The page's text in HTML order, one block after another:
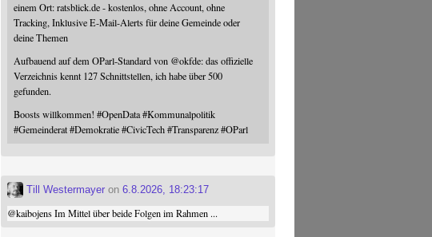
einem Ort: ratsblick.de - kostenlos, ohne Account, ohne
Tracking, Inklusive E-Mail-Alerts für deine Gemeinde oder
deine Themen
Aufbauend auf dem OParl-Standard von @okfde: das offizielle
Verzeichnis kennt 127 Schnittstellen, ich habe über 500
gefunden.
Boosts willkommen!#OpenData #Kommunalpolitik
#Gemeinderat #Demokratie #CivicTech #Transparenz #OParl
Till Westermayer on6.8.2026, 18:23:17
@kaibojensIm Mittel über beide Folgen im Rahmen ...